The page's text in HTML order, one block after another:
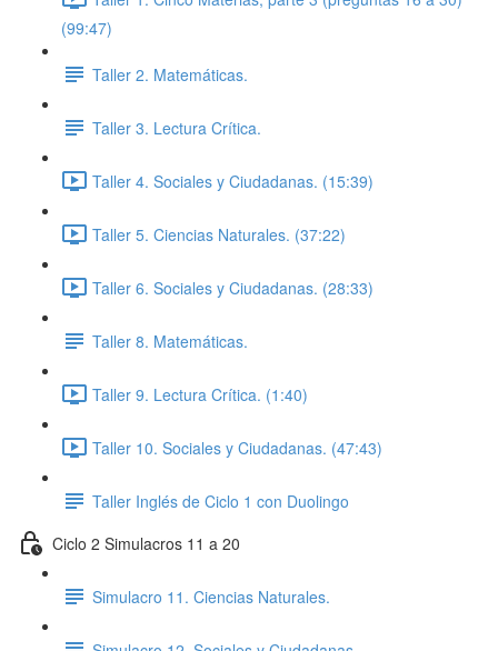
(99:47)
Taller 2. Matemáticas.
Taller 3. Lectura Crítica.
Taller 4. Sociales y Ciudadanas. (15:39)
Taller 5. Ciencias Naturales. (37:22)
Taller 6. Sociales y Ciudadanas. (28:33)
Taller 8. Matemáticas.
Taller 9. Lectura Crítica. (1:40)
Taller 10. Sociales y Ciudadanas. (47:43)
Taller Inglés de Ciclo 1 con Duolingo
Ciclo 2 Simulacros 11 a 20
Simulacro 11. Ciencias Naturales.